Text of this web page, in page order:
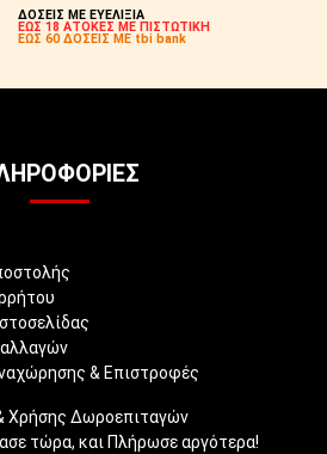
ΔΟΣΕΙΣ ΜΕ ΕΥΕΛΙΞΙΑ
ΕΩΣ 18 ΑΤΟΚΕΣ ΜΕ ΠΙΣΤΩΤΙΚΗ
ΕΩΣ 60 ΔΟΣΕΙΣ ΜΕ tbi bank
& Επιστροφές
Χρήσης Δωροεπιταγών
τώρα, και Πλήρωσε αργότερα!